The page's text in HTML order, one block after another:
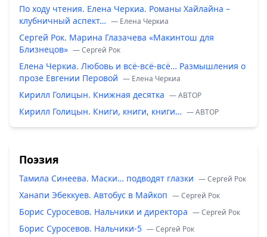
По ходу чтения. Елена Черкиа. Романы Хайлайна –
клубничный аспект… — Елена Черкиа
Сергей Рок. Марина Глазачева «Макинтош для
Близнецов» — Сергей Рок
Елена Черкиа. Любовь и всё-всё-всё… Размышления о
прозе Евгении Перовой — Елена Черкиа
Кирилл Голицын. Книжная десятка — ABTOP
Кирилл Голицын. Книги, книги, книги… — ABTOP
Поэзия
Тамила Синеева. Маски… подводят глазки — Сергей Рок
Ханапи Эбеккуев. Автобус в Майкоп — Сергей Рок
Борис Суросевов. Нальчики и директора — Сергей Рок
Борис Суросевов. Нальчики-5 — Сергей Рок